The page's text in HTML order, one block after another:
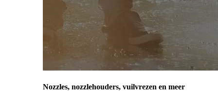
Nozzles, nozzlehouders, vuilvrezen en meer